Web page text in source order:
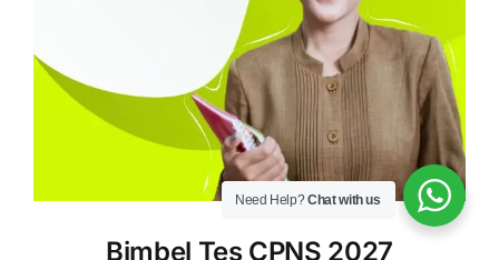
Bimbel Tes CPNS 2027
Need Help?Chat with us